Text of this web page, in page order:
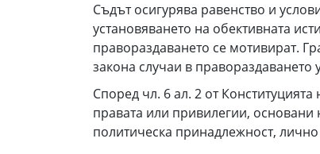
Съдът осигурява равенство и
установяването на обективната
правораздаването се мотивират.
закона случаи в правораздаването
Според чл. 6 ал. 2 от
правата или привилегии,
политическа принадлежност,